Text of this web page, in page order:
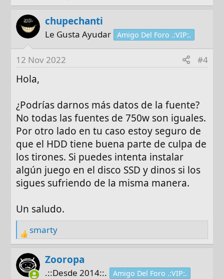
chupechanti
Le Gusta Ayudar Amigo Del Foro .:VIP:.
12 Nov 2022 #4
Hola,
¿Podrías darnos más datos de la fuente?
No todas las fuentes de 750w son iguales.
Por otro lado en tu caso estoy seguro de
que el HDD tiene buena parte de culpa de
los tirones. Si puedes intenta instalar
algún juego en el disco SSD y dinos si los
sigues sufriendo de la misma manera.
Un saludo.
R
e
a
c
smarty
Zooropa
.::Desde 2014::. Amigo Del Foro .:VIP:.